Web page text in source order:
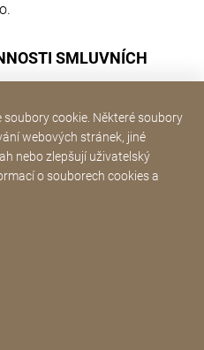
SMLUVNÍCH
ke zboží zaplacením
ke kupujícímu vázán
spotřebitelských sporů z
obchodní inspekce, IČ:
cookie. Některé soubory
webových stránek, jiné
nebo zlepšují uživatelský
o souborech cookies a